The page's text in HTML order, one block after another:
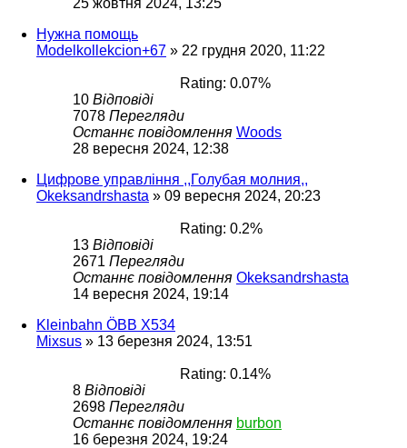
Нужна помощь
Modelkollekcion+67 » 22 грудня 2020, 11:22
Rating: 0.07%
10 Відповіді
7078 Перегляди
Останнє повідомлення Woods
28 вересня 2024, 12:38
Цифрове управління ,,Голубая молния,,
Okeksandrshasta » 09 вересня 2024, 20:23
Rating: 0.2%
13 Відповіді
2671 Перегляди
Останнє повідомлення Okeksandrshasta
14 вересня 2024, 19:14
Kleinbahn ÖBB X534
Mixsus » 13 березня 2024, 13:51
Rating: 0.14%
8 Відповіді
2698 Перегляди
Останнє повідомлення burbon
16 березня 2024, 19:24